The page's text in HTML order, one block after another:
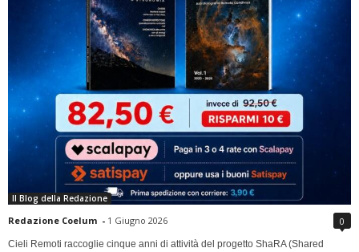
Il Blog della Redazione
Redazione Coelum - 1 Giugno 2026 0
Cieli Remoti raccoglie cinque anni di attività del progetto ShaRA (Shared